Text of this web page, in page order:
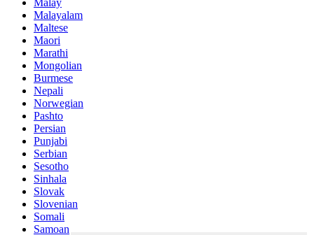
Malay
Malayalam
Maltese
Maori
Marathi
Mongolian
Burmese
Nepali
Norwegian
Pashto
Persian
Punjabi
Serbian
Sesotho
Sinhala
Slovak
Slovenian
Somali
Samoan